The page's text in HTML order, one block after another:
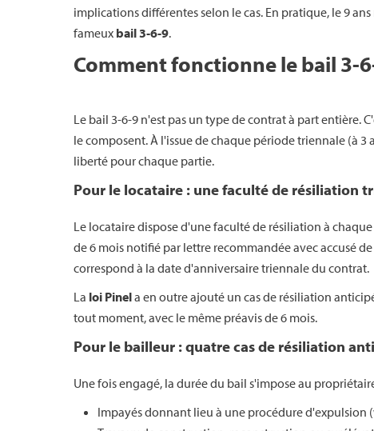
implications différentes selon le cas. En pratique, le 9
fameux bail 3-6-9.
Comment fonctionne le bail 3-
Le bail 3-6-9 n'est pas un type de contrat à part entière.
le composent. À l'issue de chaque période triennale (à 3
liberté pour chaque partie.
Pour le locataire : une faculté de résiliation
Le locataire dispose d'une faculté de résiliation à
de 6 mois notifié par lettre recommandée avec accusé
correspond à la date d'anniversaire triennale du contrat.
La loi Pinela en outre ajouté un cas de résiliation
tout moment, avec le même préavis de 6 mois.
Pour le bailleur : quatre cas de résiliation
Une fois engagé, la durée du bail s'impose au
Impayés donnant lieu à une procédure